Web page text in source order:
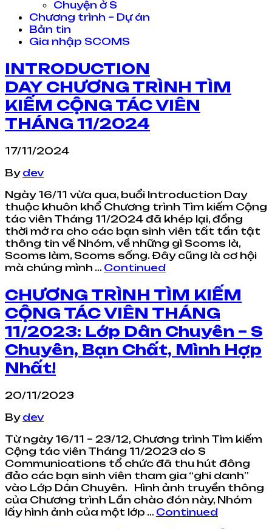
Chuyện ở S
Chương trình – Dự án
Bản tin
Gia nhập SCOMS
INTRODUCTION
DAY CHƯƠNG TRÌNH TÌM
KIẾM CỘNG TÁC VIÊN
THÁNG 11/2024
17/11/2024
By dev
Ngày 16/11 vừa qua, buổi Introduction Day
thuộc khuôn khổ Chương trình Tìm kiếm Cộng
tác viên Tháng 11/2024 đã khép lại, đồng
thời mở ra cho các bạn sinh viên tất tần tật
thông tin về Nhóm, về những gì Scoms là,
Scoms làm, Scoms sống. Đây cũng là cơ hội
mà chúng mình … Continued
CHƯƠNG TRÌNH TÌM KIẾM
CỘNG TÁC VIÊN THÁNG
11/2023: Lớp Dân Chuyên – S
Chuyên, Bạn Chất, Mình Hợp
Nhất!
20/11/2023
By dev
Từ ngày 16/11 – 23/12, Chương trình Tìm kiếm
Cộng tác viên Tháng 11/2023 do S
Communications tổ chức đã thu hút đông
đảo các bạn sinh viên tham gia “ghi danh”
vào Lớp Dân Chuyên. Hình ảnh truyền thông
của Chương trình Lần chào đón này, Nhóm
lấy hình ảnh của một lớp … Continued